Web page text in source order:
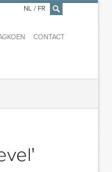
×
CONTACT
NL / FR